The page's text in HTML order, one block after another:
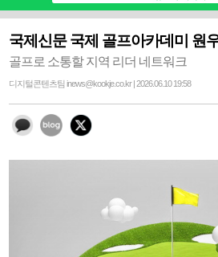
국제신문 국제 골프아카데미 원
골프로 소통할 지역 리더 네트워크
디지털콘텐츠팀 inews@kookje.co.kr | 2026.06.10 19:58